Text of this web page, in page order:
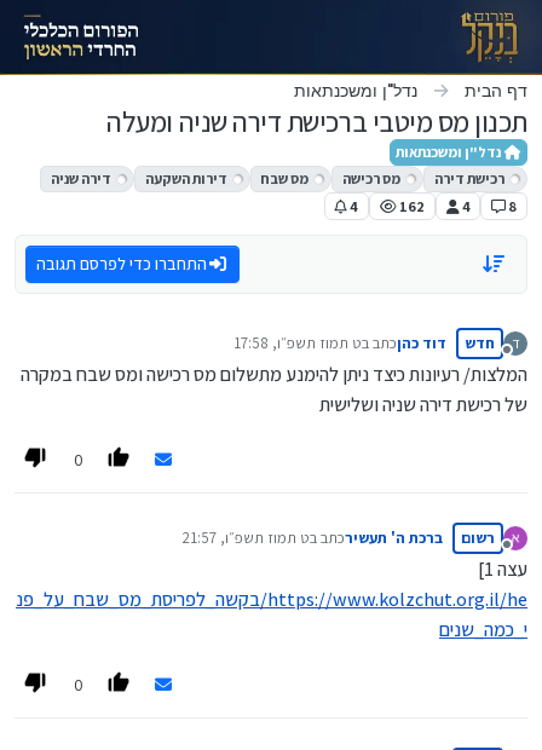
דילוג לתוכן
דף הבית נדל"ן ומשכנתאות
תכנון מס מיטבי ברכישת דירה שניה ומעלה
נדל"ן ומשכנתאות
רכישת דירה
מס רכישה מס שבח דירות השקעה
דירה שניה
8
4
162
4
התחברו כדי לפרסם תגובה
ד
מנותק
חדש דוד כהןכתב בט תמוז תשפ״ו, 17:58
נערך לאחרונה על ידי
המלצות/ רעיונות כיצד ניתן להימנע מתשלום מס רכישה ומס שבח במקרה
של רכישת דירה שניה ושלישית
0
מנותק
רשום ברכת ה' תעשירכתב בט תמוז תשפ״ו, 21:57
נערך לאחרונה על ידי
עצה 1]
https://www.kolzchut.org.il/he/בקשה_לפריסת_מס_שבח_על_פנ
י_כמה_שנים
0